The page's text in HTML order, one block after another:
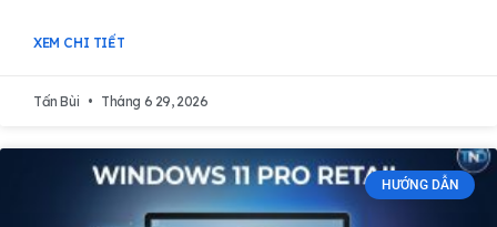
XEM CHI TIẾT
Tấn Bùi Tháng 6 29, 2026
HƯỚNG DẪN